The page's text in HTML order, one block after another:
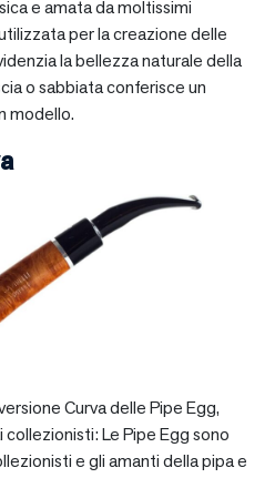
e amata da moltissimi
per la creazione delle
la bellezza naturale della
o sabbiata conferisce un
modello.
Curva delle Pipe Egg,
Le Pipe Egg sono
e gli amanti della pipa e